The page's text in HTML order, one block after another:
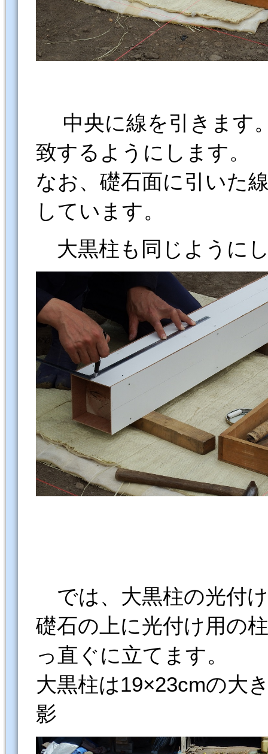
中央に線を引きます
致するようにします。
なお、礎石面に引いた
しています。
大黒柱も同じように
では、大黒柱の光付
礎石の上に光付け用の
っ直ぐに立てます。
大黒柱は19×23cm
影